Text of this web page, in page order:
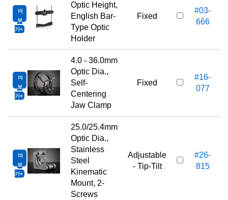
더
보
기
Optic Height,
English Bar-
Type Optic
Holder
Fixed
#03-
666
더
보
기
4.0 - 36.0mm
Optic Dia.,
Self-
Centering
Jaw Clamp
Fixed
#16-
077
더
보
기
25.0/25.4mm
Optic Dia.,
Stainless
Steel
Kinematic
Mount, 2-
Screws
Adjustable
- Tip-Tilt
#26-
815